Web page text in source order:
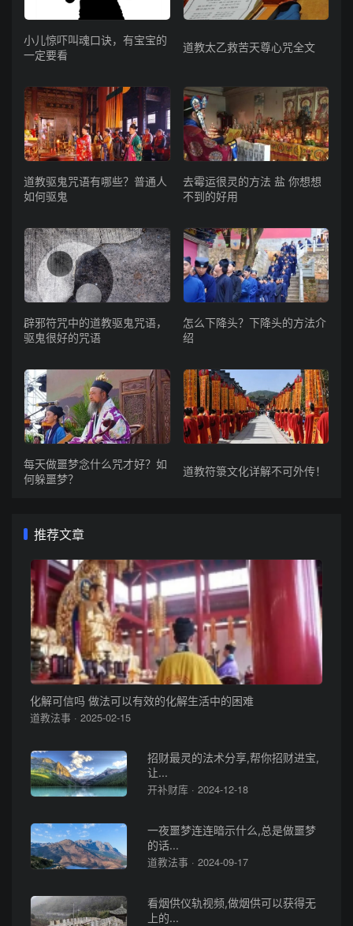
小儿惊吓叫魂口诀，有宝宝的
一定要看
道教太乙救苦天尊心咒全文
道教驱鬼咒语有哪些？普通人
如何驱鬼
去霉运很灵的方法 盐 你想想
不到的好用
辟邪符咒中的道教驱鬼咒语，
驱鬼很好的咒语
怎么下降头？下降头的方法介
绍
每天做噩梦念什么咒才好？如
何躲噩梦？
道教符箓文化详解不可外传！
推荐文章
化解可信吗 做法可以有效的化解生活中的困难
道教法事 · 2025-02-15
招财最灵的法术分享,帮你招财进宝,
让...
开补财库 · 2024-12-18
一夜噩梦连连暗示什么,总是做噩梦
的话...
道教法事 · 2024-09-17
看烟供仪轨视频,做烟供可以获得无
上的...